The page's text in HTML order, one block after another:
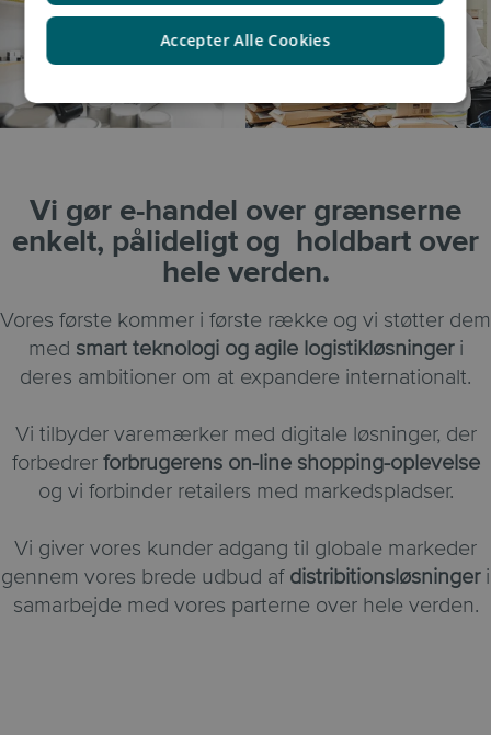
Vi gør e-handel over grænserne
enkelt, pålideligt og holdbart over
hele verden.
Vores første kommer i første række og vi støtter dem
med smart teknologi og agile logistikløsninger i
deres ambitioner om at expandere internationalt.
Vi tilbyder varemærker med digitale løsninger, der
forbedrer forbrugerens on-line shopping-oplevelse
og vi forbinder retailers med markedspladser.
Vi giver vores kunder adgang til globale markeder
gennem vores brede udbud af distribitionsløsningeri
samarbejde med vores parterne over hele verden.
Accepter Alle Cookies